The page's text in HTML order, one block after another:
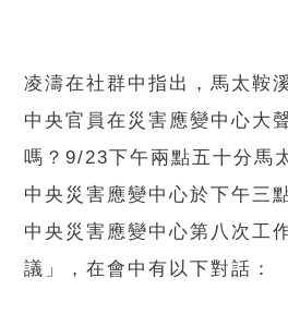
凌濤在社群中指出，馬太鞍
中央官員在災害應變中心大
嗎？9/23下午兩點五十分馬
中央災害應變中心於下午三
中央災害應變中心第八次工
議」，在會中有以下對話：